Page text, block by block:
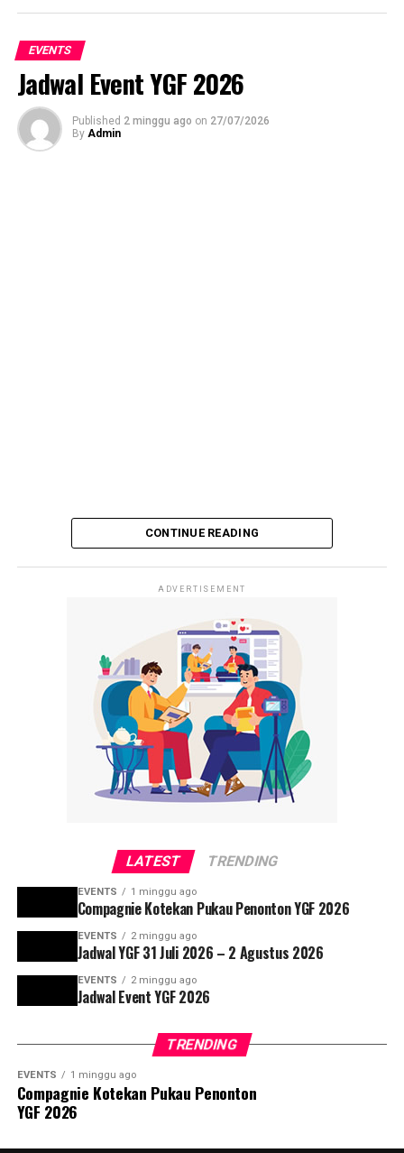
EVENTS
Jadwal Event YGF 2026
Published 2 minggu ago on 27/07/2026
By Admin
CONTINUE READING
ADVERTISEMENT
LATEST TRENDING
EVENTS 1 minggu ago
Compagnie Kotekan Pukau Penonton YGF 2026
EVENTS 2 minggu ago
Jadwal YGF 31 Juli 2026 – 2 Agustus 2026
EVENTS 2 minggu ago
Jadwal Event YGF 2026
TRENDING
EVENTS 1 minggu ago
Compagnie Kotekan Pukau Penonton
YGF 2026